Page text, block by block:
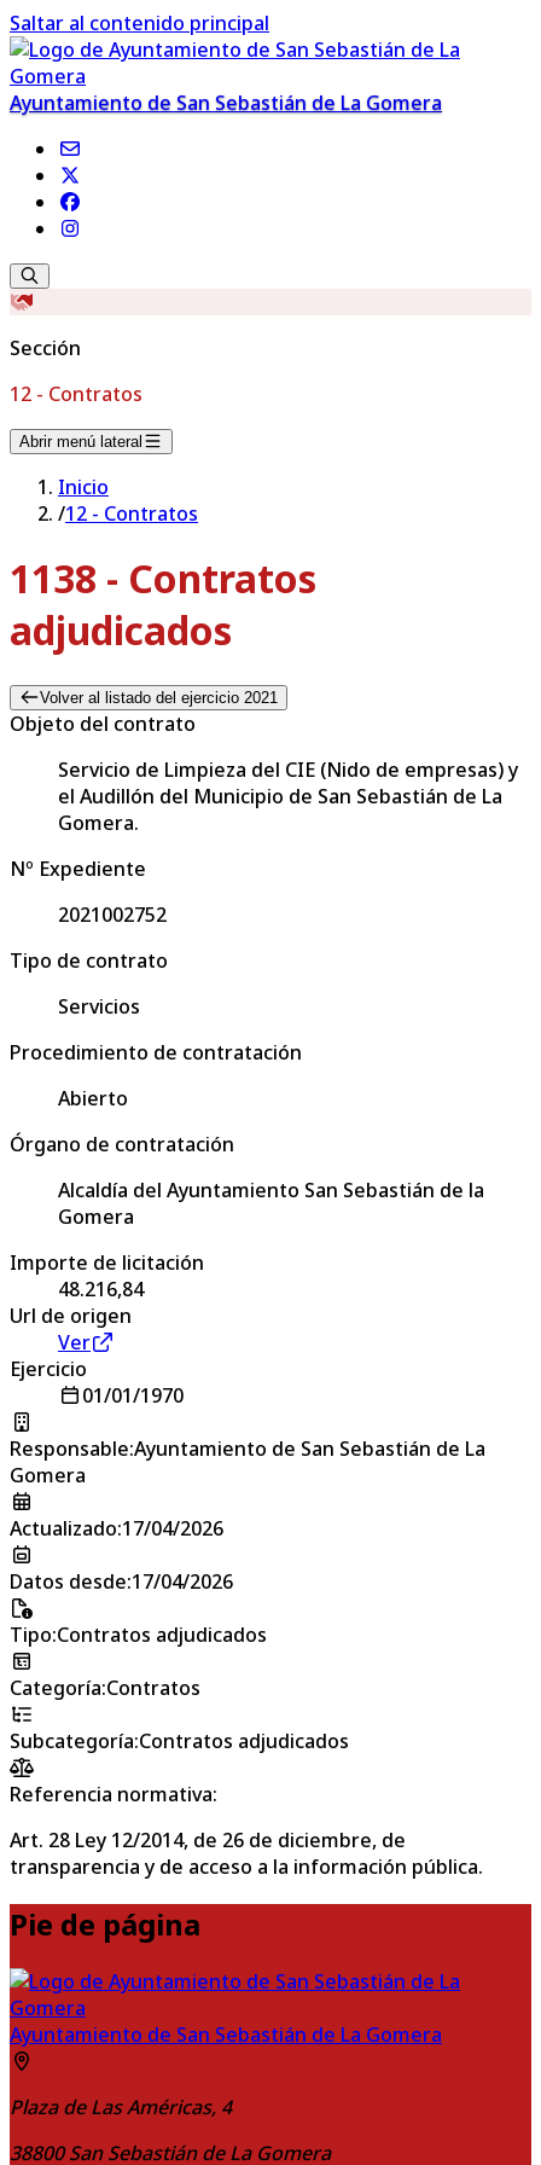
Saltar al contenido principal
Ayuntamiento de San Sebastián de La Gomera
Sección
12 - Contratos
Abrir menú lateral
Inicio
/12 - Contratos
1138 - Contratos
adjudicados
Volver al listado del ejercicio 2021
Objeto del contrato
Servicio de Limpieza del CIE (Nido de empresas) y
el Audillón del Municipio de San Sebastián de La
Gomera.
Nº Expediente
2021002752
Tipo de contrato
Servicios
Procedimiento de contratación
Abierto
Órgano de contratación
Alcaldía del Ayuntamiento San Sebastián de la
Gomera
Importe de licitación
48.216,84
Url de origen
Ver
Ejercicio
01/01/1970
Responsable:Ayuntamiento de San Sebastián de La
Gomera
Actualizado:17/04/2026
Datos desde:17/04/2026
Tipo:Contratos adjudicados
Categoría:Contratos
Subcategoría:Contratos adjudicados
Referencia normativa:
Art. 28 Ley 12/2014, de 26 de diciembre, de
transparencia y de acceso a la información pública.
Pie de página
Ayuntamiento de San Sebastián de La Gomera
Plaza de Las Américas, 4
38800 San Sebastián de La Gomera